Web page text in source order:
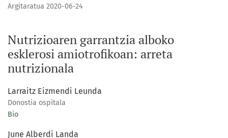
Nutrizioaren garrantzia alboko
esklerosi amiotrofikoan: arreta
nutrizionala
Argitaratua 2020-06-24
Larraitz Eizmendi Leunda
Donostia ospitala
Bio
June Alberdi Landa